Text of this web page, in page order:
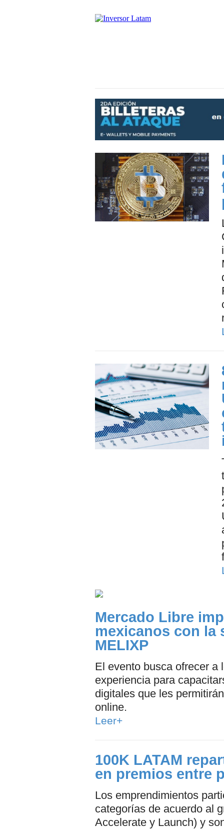
Mercado Libre
mexicanos con la
MELIXP
El evento busca ofrecer a
experiencia para
digitales que les
online.
Leer+
100K LATAM
en premios entre
Los emprendimientos
categorías de acuerdo al
Accelerate y Launch) y